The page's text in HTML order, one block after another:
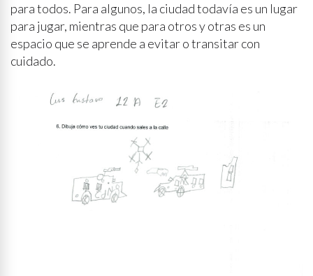
para todos. Para algunos, la ciudad todavía es un lugar
para jugar, mientras que para otros y otras es un
espacio que se aprende a evitar o transitar con
cuidado.